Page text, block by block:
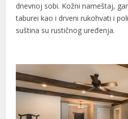
dnevnoj sobi. Kožni nameštaj,
taburei kao i drveni rukohvati i
suština su rustičnog uređenja.